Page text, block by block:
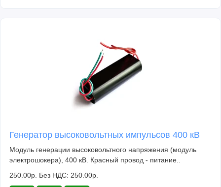
Генератор высоковольтных импульсов 400 кВ
Модуль генерации высоковольтного напряжения (модуль
электрошокера), 400 кВ. Красный провод - питание..
250.00р. Без НДС: 250.00р.